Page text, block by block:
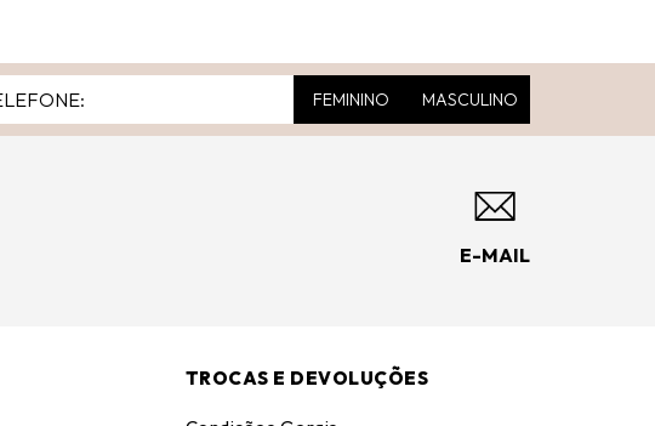
FEMININO MASCULINO
E-MAIL
TROCAS E DEVOLUÇÕES